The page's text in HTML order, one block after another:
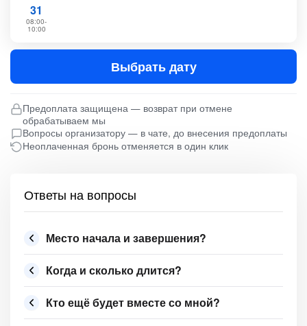
31
08:00-
10:00
Выбрать дату
Предоплата защищена — возврат при отмене
обрабатываем мы
Вопросы организатору — в чате, до внесения предоплаты
Неоплаченная бронь отменяется в один клик
Ответы на вопросы
Место начала и завершения?
Когда и сколько длится?
Кто ещё будет вместе со мной?